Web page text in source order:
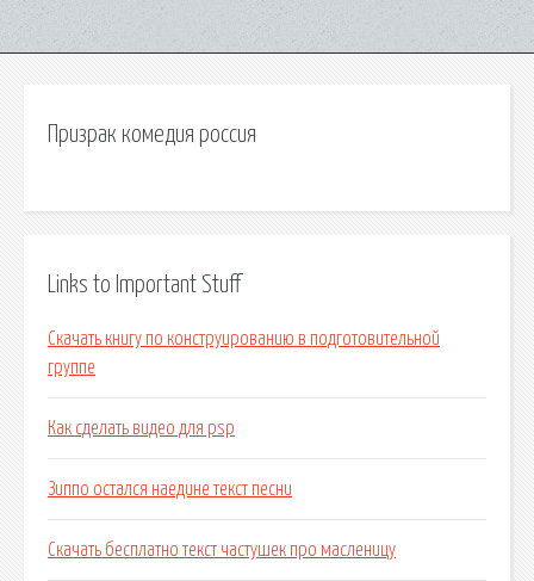
Призрак комедия россия
Links to Important Stuff
Скачать книгу по конструированию в подготовительной
группе
Как сделать видео для psp
Зиппо остался наедине текст песни
Скачать бесплатно текст частушек про масленицу